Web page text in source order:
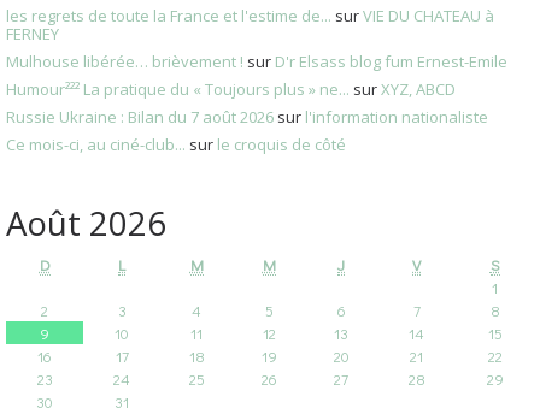
les regrets de toute la France et l'estime de... surVIE DU CHATEAU à
FERNEY
Mulhouse libérée… brièvement ! sur D'r Elsass blog fum Ernest-Emile
Humour²²² La pratique du « Toujours plus » ne... surXYZ, ABCD
Russie Ukraine : Bilan du 7 août 2026 sur l'information nationaliste
Ce mois-ci, au ciné-club... sur le croquis de côté
Août 2026
D L M M J V
S
1
2
3 4 5 6 7
8
9
10 11 12 13 14
15
16
17 18 19 20 21
22
23
24 25 26 27 28
29
30
31